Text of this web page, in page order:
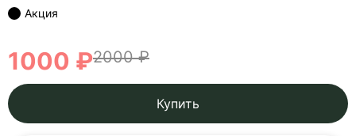
Акция
1000 ₽2000 ₽
Купить